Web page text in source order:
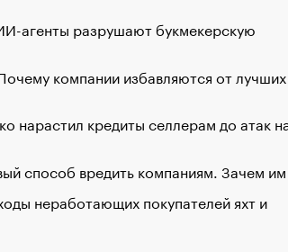
агенты разрушают букмекерскую
компании избавляются от лучших
нарастил кредиты селлерам до атак
способ вредить компаниям. Зачем
неработающих покупателей яхт и